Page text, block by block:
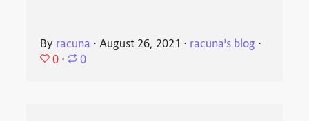
By racuna ⋅August 26, 2021 ⋅ racuna's blog ⋅
0 ⋅ 0